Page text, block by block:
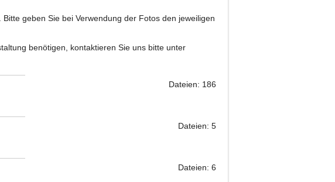
geben Sie bei Verwendung der Fotos den jeweiligen
benötigen, kontaktieren Sie uns bitte unter
Dateien: 186
Dateien: 5
Dateien: 6